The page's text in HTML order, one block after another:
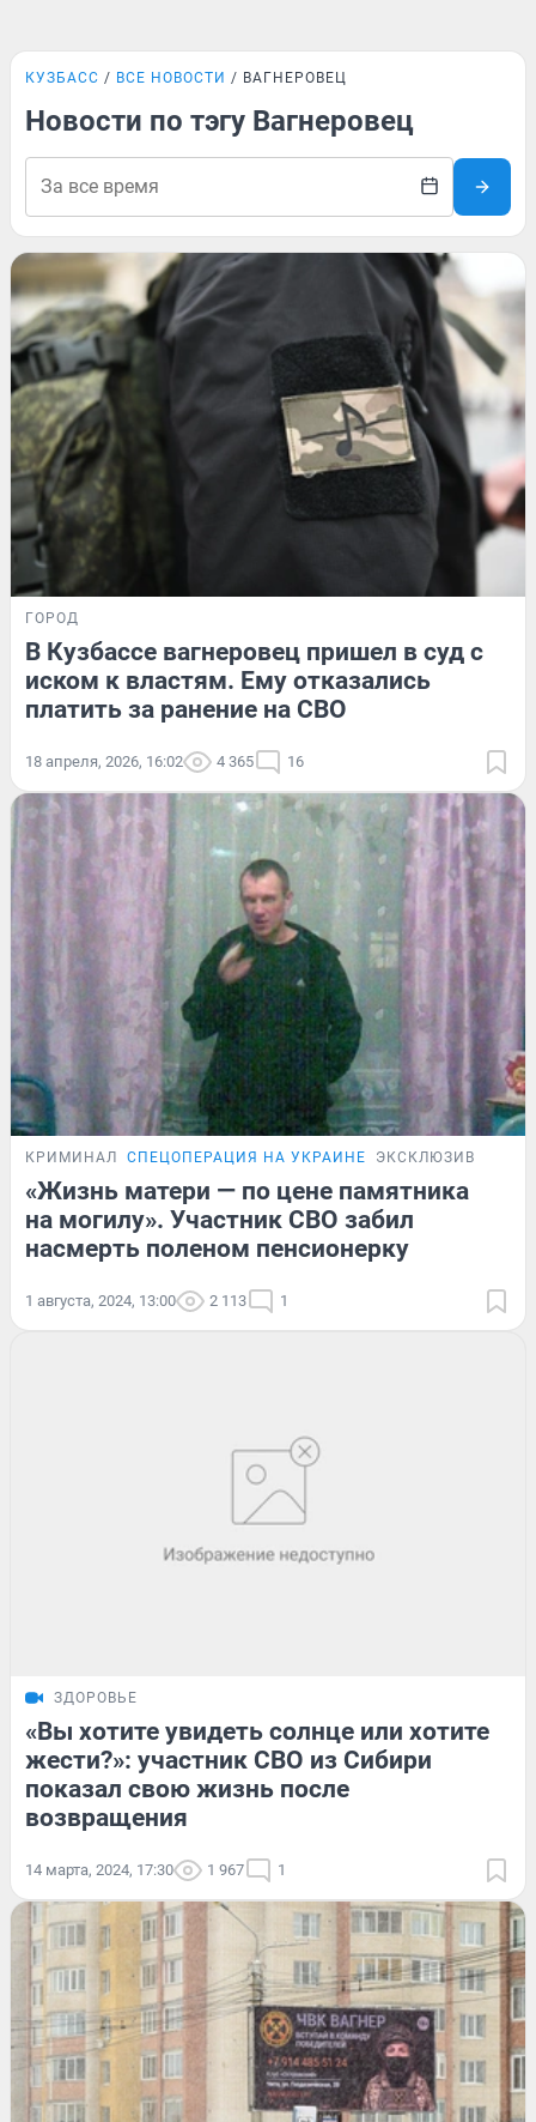
КУЗБАСС ВСЕ НОВОСТИ ВАГНЕРОВЕЦ
Новости по тэгу Вагнеровец
ГОРОД
В Кузбассе вагнеровец пришел в суд с
иском к властям. Ему отказались
платить за ранение на СВО
18 апреля, 2026, 16:02 4 365 16
КРИМИНАЛ СПЕЦОПЕРАЦИЯ НА УКРАИНЕ ЭКСКЛЮЗИВ
«Жизнь матери — по цене памятника
на могилу». Участник СВО забил
насмерть поленом пенсионерку
1 августа, 2024, 13:00 2 113 1
ЗДОРОВЬЕ
«Вы хотите увидеть солнце или хотите
жести?»: участник СВО из Сибири
показал свою жизнь после
возвращения
14 марта, 2024, 17:30 1 967 1